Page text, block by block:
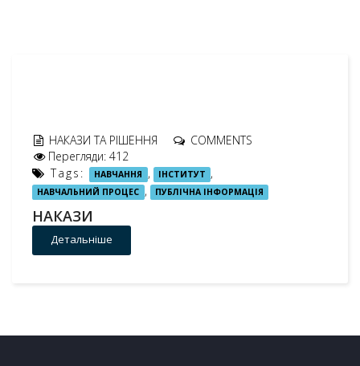
НАКАЗИ ТА РІШЕННЯ
COMMENTS
Перегляди: 412
Tags:
НАВЧАННЯ , ІНСТИТУТ ,
НАВЧАЛЬНИЙ ПРОЦЕС , ПУБЛІЧНА ІНФОРМАЦІЯ
НАКАЗИ
Детальніше